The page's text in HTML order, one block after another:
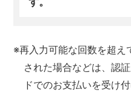
※再入力可能な回数を超え
された場合などは、認
ドでのお支払いを受け